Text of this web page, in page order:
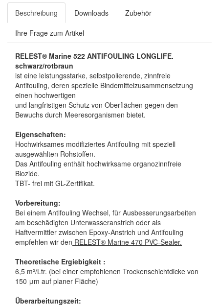
Beschreibung Downloads Zubehör
Ihre Frage zum Artikel
RELEST® Marine 522 ANTIFOULING LONGLIFE.
schwarz/rotbraun
ist eine leistungsstarke, selbstpolierende, zinnfreie
Antifouling, deren spezielle Bindemittelzusammensetzung
einen hochwertigen
und langfristigen Schutz von Oberflächen gegen den
Bewuchs durch Meeresorganismen bietet.
Eigenschaften:
Hochwirksames modifiziertes Antifouling mit speziell
ausgewählten Rohstoffen.
Das Antifouling enthält hochwirksame organozinnfreie
Biozide.
TBT- frei mit GL-Zertifikat.
Vorbereitung:
Bei einem Antifouling Wechsel, für Ausbesserungsarbeiten
am beschädigten Unterwasseranstrich oder als
Haftvermittler zwischen Epoxy-Anstrich und Antifouling
empfehlen wir den RELEST® Marine 470 PVC-Sealer.
Theoretische Ergiebigkeit :
6,5 m²/Ltr. (bei einer empfohlenen Trockenschichtdicke von
150 μm auf planer Fläche)
Überarbeitungszeit: